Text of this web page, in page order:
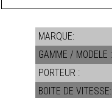
MARQUE:
GAMME / MODELE :
PORTEUR :
BOITE DE VITESSE: